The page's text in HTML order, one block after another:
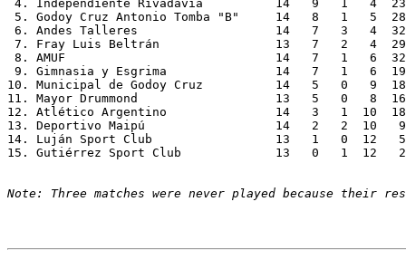
4. Independiente Rivadavia          14   9   1   4
5. Godoy Cruz Antonio Tomba "B"     14   8   1   5
6. Andes Talleres		     14   7   3
7. Fray Luis Beltrán		     13   7   2
8. AMUF			     14   7   1   6
9. Gimnasia y Esgrima		     14   7
10. Municipal de Godoy Cruz          14   5   0   9
11. Mayor Drummond		     13   5   0
12. Atlético Argentino		     14   3   1
13. Deportivo Maipú		     14   2   2
14. Luján Sport Club                 13   1   0  12
15. Gutiérrez Sport Club	     13   0
Note: Three matches were never played because